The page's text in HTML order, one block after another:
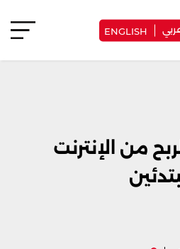
ENGLISH
من الإنترنت